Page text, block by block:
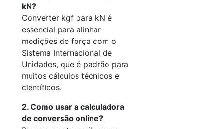
kN?
Converter kgf para kN é
essencial para alinhar
medições de força com o
Sistema Internacional de
Unidades, que é padrão para
muitos cálculos técnicos e
científicos.
2. Como usar a calculadora
de conversão online?